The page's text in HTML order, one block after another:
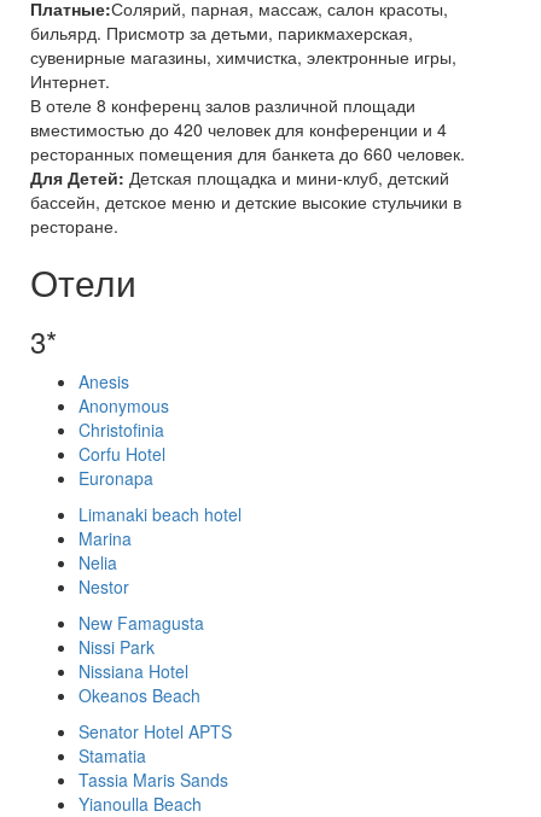
Платные:Солярий, парная, массаж, салон красоты,
бильярд. Присмотр за детьми, парикмахерская,
сувенирные магазины, химчистка, электронные игры,
Интернет.
В отеле 8 конференц залов различной площади
вместимостью до 420 человек для конференции и 4
ресторанных помещения для банкета до 660 человек.
Для Детей: Детская площадка и мини-клуб, детский
бассейн, детское меню и детские высокие стульчики в
ресторане.
Отели
3*
Anesis
Anonymous
Christofinia
Corfu Hotel
Euronapa
Limanaki beach hotel
Marina
Nelia
Nestor
New Famagusta
Nissi Park
Nissiana Hotel
Okeanos Beach
Senator Hotel APTS
Stamatia
Tassia Maris Sands
Yianoulla Beach